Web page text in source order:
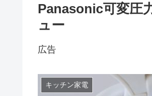
Panasonic可変圧
ュー
広告
キッチン家電